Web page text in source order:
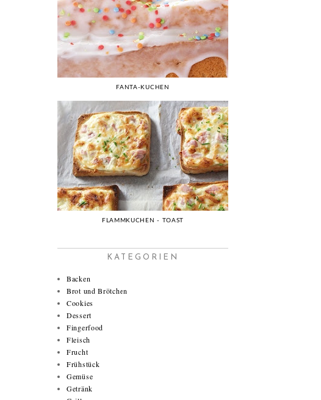
FANTA-KUCHEN
FLAMMKUCHEN - TOAST
KATEGORIEN
Backen
Brot und Brötchen
Cookies
Dessert
Fingerfood
Fleisch
Frucht
Frühstück
Gemüse
Getränk